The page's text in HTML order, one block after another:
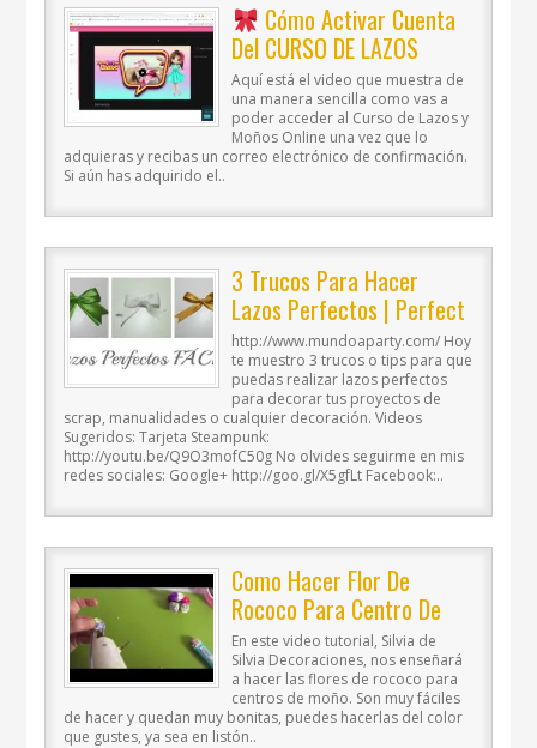
Cómo Activar Cuenta
Del CURSO DE LAZOS
ONLINE
Aquí está el video que muestra de
una manera sencilla como vas a
poder acceder al Curso de Lazos y
Moños Online una vez que lo
adquieras y recibas un correo electrónico de confirmación.
Si aún has adquirido el..
3 Trucos Para Hacer
Lazos Perfectos | Perfect
Bows | Mundo@Party
http://www.mundoaparty.com/ Hoy
te muestro 3 trucos o tips para que
puedas realizar lazos perfectos
para decorar tus proyectos de
scrap, manualidades o cualquier decoración. Videos
Sugeridos: Tarjeta Steampunk:
http://youtu.be/Q9O3mofC50g No olvides seguirme en mis
redes sociales: Google+ http://goo.gl/X5gfLt Facebook:..
Como Hacer Flor De
Rococo Para Centro De
Moño
En este video tutorial, Silvia de
Silvia Decoraciones, nos enseñará
a hacer las flores de rococo para
centros de moño. Son muy fáciles
de hacer y quedan muy bonitas, puedes hacerlas del color
que gustes, ya sea en listón..